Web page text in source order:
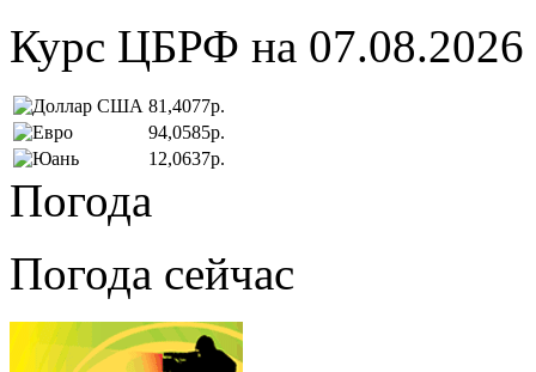
Курс ЦБРФ на 07.08.2026
81,4077р.
94,0585р.
12,0637р.
Погода
Погода сейчас